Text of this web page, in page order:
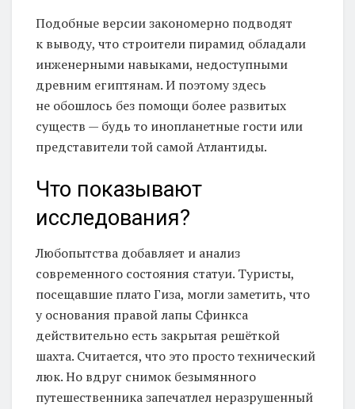
Подобные версии закономерно подводят
к выводу, что строители пирамид обладали
инженерными навыками, недоступными
древним египтянам. И поэтому здесь
не обошлось без помощи более развитых
существ — будь то инопланетные гости или
представители той самой Атлантиды.
Что показывают
исследования?
Любопытства добавляет и анализ
современного состояния статуи. Туристы,
посещавшие плато Гиза, могли заметить, что
у основания правой лапы Сфинкса
действительно есть закрытая решёткой
шахта. Считается, что это просто технический
люк. Но вдруг снимок безымянного
путешественника запечатлел неразрушенный